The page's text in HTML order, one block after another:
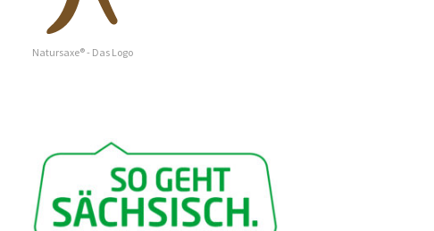
Natursaxe® - Das Logo